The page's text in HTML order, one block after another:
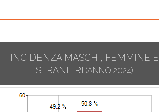
INCIDENZA MASCHI, FEMMINE E
STRANIERI (ANNO 2024)